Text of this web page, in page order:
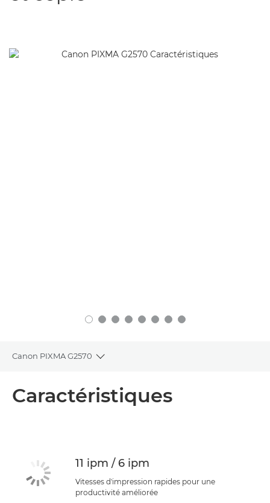
Canon PIXMA G2570
Toggle breadcrumbs
ACHETER DE L'ENCRE
Caractéristiques
11 ipm / 6 ipm
Vitesses d'impression rapides pour une
productivité améliorée